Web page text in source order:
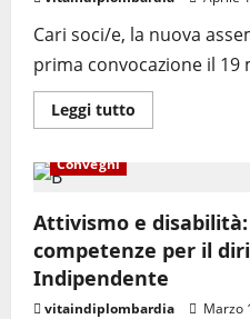
Cari soci/e, la nuova
prima convocazione il 19
Leggi tutto
Convegni
Attivismo e
competenze per il
Indipendente
vitaindiplombardia Marzo